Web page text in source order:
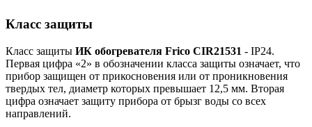
Класс защиты
Класс защиты ИК обогревателя Frico CIR21531 - IP24.
Первая цифра «2» в обозначении класса защиты означает, что
прибор защищен от прикосновения или от проникновения
твердых тел, диаметр которых превышает 12,5 мм. Вторая
цифра означает защиту прибора от брызг воды со всех
направлений.